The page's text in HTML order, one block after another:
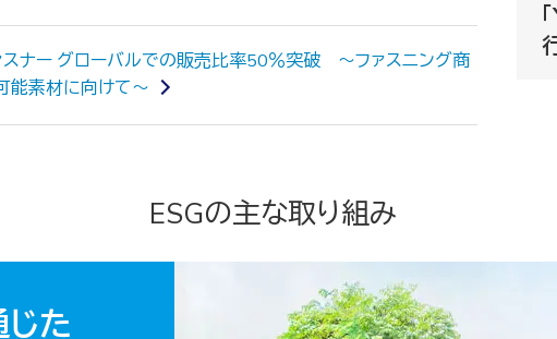
ナー グローバルでの販売比率50％突破 ～ファスニング商
能素材に向けて～
ESGの主な取り組み
た